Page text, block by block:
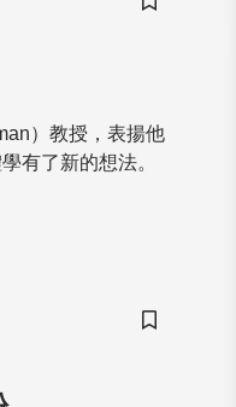
儲存書籤
）教授，表揚他
有了新的想法。
儲存書籤